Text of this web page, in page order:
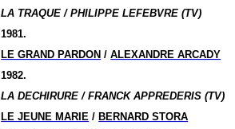
LA TRAQUE / PHILIPPE LEFEBVRE (TV)
1981.
LE GRAND PARDON /ALEXANDRE ARCADY
1982.
LA DECHIRURE / FRANCK APPREDERIS (TV)
LE JEUNE MARIE / BERNARD STORA